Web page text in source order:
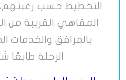
التخطيط حسب رغبتهم،
المقاهي القريبة من
بالمرافق والخدمات
الرحلة طابعًا